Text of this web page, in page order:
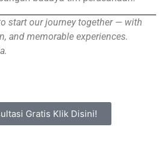
start our journey together — with
and memorable experiences.
Gratis Klik Disini!